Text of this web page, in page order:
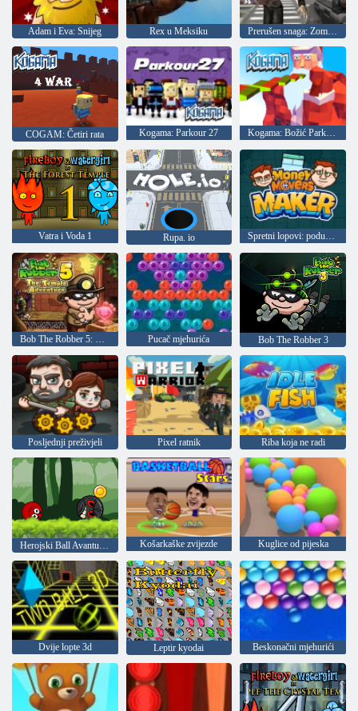
Adam i Eva: Snijeg Rex u Meksiku Prerušen snaga: Zombi Survival
COGAM: Četiri rata Kogama: Parkour 27 Kogama: Božić Parkour
Vatra i Voda 1 Rupa. io Spretni lopovi: poduzetnici
Bob The Robber 5: Hramska avantura Pucač mjehurića Bob The Robber 3
Posljednji preživjeli Pixel ratnik Riba koja ne radi
Košarkaške zvijezde Kuglice od pijeska
Dvije lopte 3d Leptir kyodai Beskonačni mjehurići